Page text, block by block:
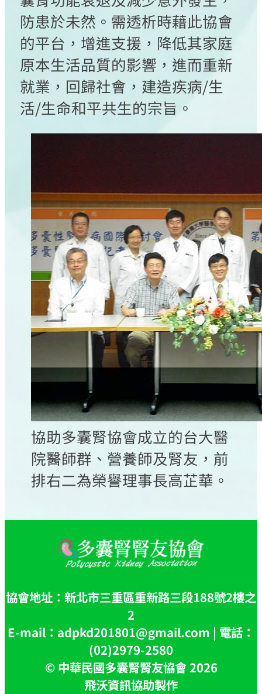
防患於未然。需透析時藉此協會
的平台，增進支援，降低其家庭
原本生活品質的影響，進而重新
就業，回歸社會，建造疾病/生
活/生命和平共生的宗旨。
協助多囊腎協會成立的台大醫
院醫師群、營養師及腎友，前
排右二為榮譽理事長高芷華。
協會地址：新北市三重區重新路三段188號2樓之
2
E-mail：adpkd201801@gmail.com | 電話：
(02)2979-2580
© 中華民國多囊腎腎友協會 2026
飛沃資訊協助製作